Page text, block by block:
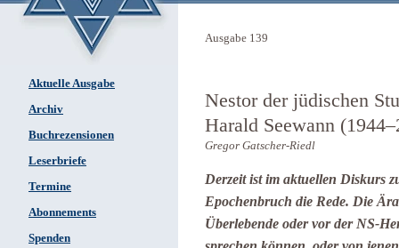
Aktuelle Ausgabe
Archiv
Buchrezensionen
Leserbriefe
Termine
Abonnements
Spenden
Ausgabe 139
Nestor der jüdischen
Harald Seewann
Gregor Gatscher-Riedl
Derzeit ist im aktuellen Diskurs
Epochenbruch die Rede. Die
Überlebende oder vor der NS-